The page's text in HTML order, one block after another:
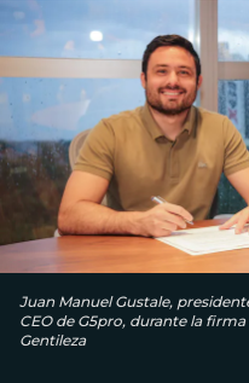
Juan Manuel Gustale,
CEO de G5pro, durante la
Gentileza